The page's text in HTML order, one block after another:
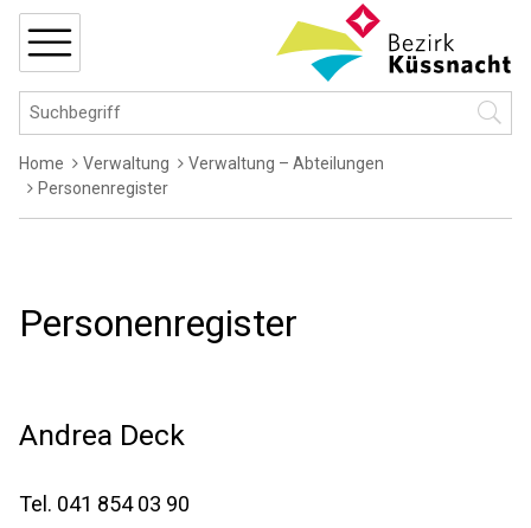
Navigieren in Küssnacht
Schnellnavigation
Hauptnavigation
Suchbegriff
Breadcrumb
Home Verwaltung
Verwaltung – Abteilungen
Personenregister
Personenregister
Andrea Deck
Tel. 041 854 03 90